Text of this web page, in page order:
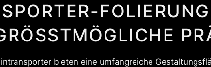
FOLIERUNG
bieten eine umfangreiche